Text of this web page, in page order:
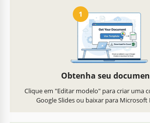
1
Obtenha seu
Clique em "Editar modelo" para criar uma
Google Slides ou baixar para